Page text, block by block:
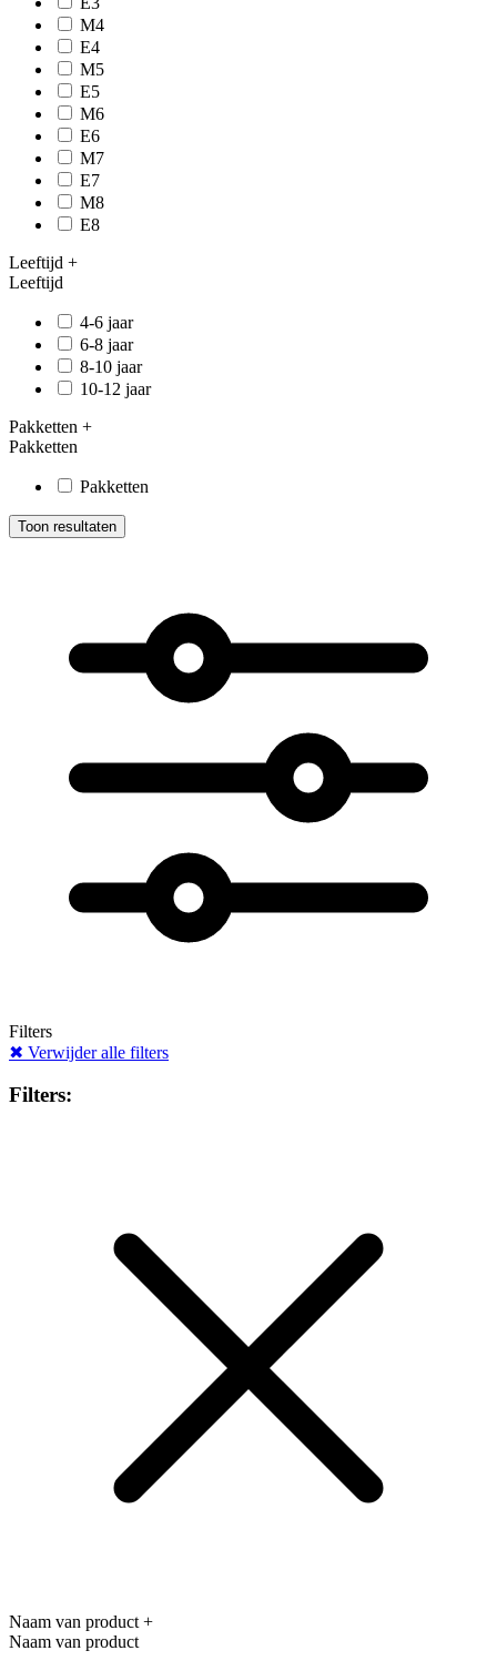
M4
E4
M5
E5
M6
E6
M7
E7
M8
E8
Leeftijd +
Leeftijd
4-6 jaar
6-8 jaar
8-10 jaar
10-12 jaar
Pakketten +
Pakketten
Pakketten
Toon resultaten
Filters
✖ Verwijder alle filters
Filters:
Naam van product +
Naam van product